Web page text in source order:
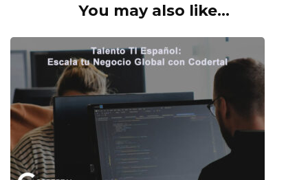
You may also like...